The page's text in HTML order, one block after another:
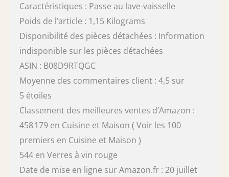
Caractéristiques : Passe au lave-vaisselle
Poids de l’article : 1,15 Kilograms
Disponibilité des pièces détachées : Information
indisponible sur les pièces détachées
ASIN : B08D9RTQGC
Moyenne des commentaires client : 4,5 sur
5 étoiles
Classement des meilleures ventes d’Amazon :
458 179 en Cuisine et Maison ( Voir les 100
premiers en Cuisine et Maison )
544 en Verres à vin rouge
Date de mise en ligne sur Amazon.fr : 20 juillet